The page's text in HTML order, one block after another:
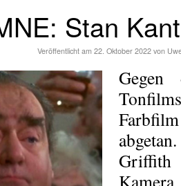
Stan
Veröffentlicht am 22. Oktober 2022 von